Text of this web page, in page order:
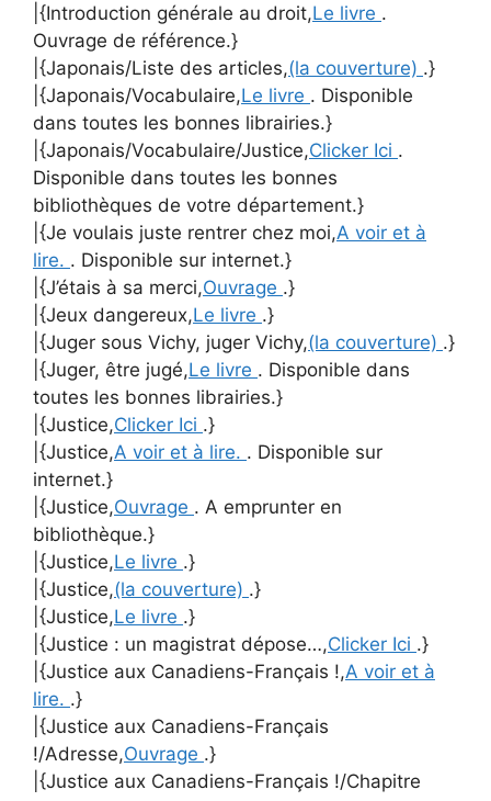
|{Introduction générale au droit,Le livre .
Ouvrage de référence.}
|{Japonais/Liste des articles,(la couverture) .}
|{Japonais/Vocabulaire,Le livre . Disponible
dans toutes les bonnes librairies.}
|{Japonais/Vocabulaire/Justice,Clicker Ici .
Disponible dans toutes les bonnes
bibliothèques de votre département.}
|{Je voulais juste rentrer chez moi,A voir et à
lire. . Disponible sur internet.}
|{J’étais à sa merci,Ouvrage .}
|{Jeux dangereux,Le livre .}
|{Juger sous Vichy, juger Vichy,(la couverture) .}
|{Juger, être jugé,Le livre . Disponible dans
toutes les bonnes librairies.}
|{Justice,Clicker Ici .}
|{Justice,A voir et à lire. . Disponible sur
internet.}
|{Justice,Ouvrage . A emprunter en
bibliothèque.}
|{Justice,Le livre .}
|{Justice,(la couverture) .}
|{Justice,Le livre .}
|{Justice : un magistrat dépose…,Clicker Ici .}
|{Justice aux Canadiens-Français !,A voir et à
lire. .}
|{Justice aux Canadiens-Français
!/Adresse,Ouvrage .}
|{Justice aux Canadiens-Français !/Chapitre